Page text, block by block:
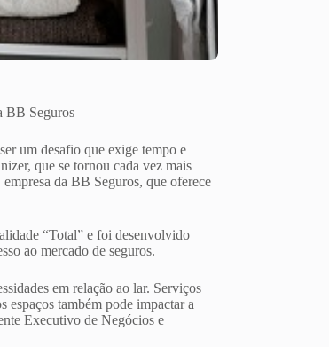
BB Seguros
um desafio que exige tempo e
que se tornou cada vez mais
da BB Seguros, que oferece
“Total” e foi desenvolvido
ao mercado de seguros.
em relação ao lar. Serviços
espaços também pode impactar a
Executivo de Negócios e